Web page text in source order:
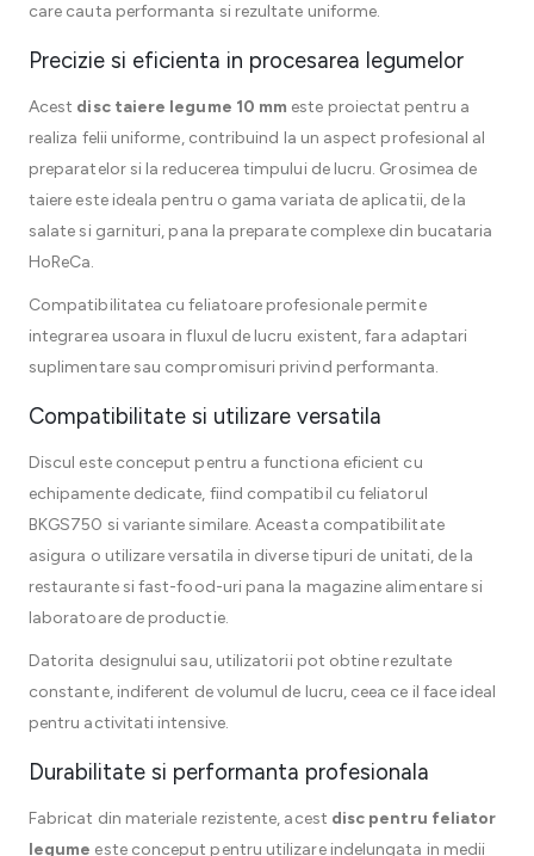
care cauta performanta si rezultate uniforme.
Precizie si eficienta in procesarea legumelor
Acest disc taiere legume 10 mm este proiectat pentru a
realiza felii uniforme, contribuind la un aspect profesional al
preparatelor si la reducerea timpului de lucru. Grosimea de
taiere este ideala pentru o gama variata de aplicatii, de la
salate si garnituri, pana la preparate complexe din bucataria
HoReCa.
Compatibilitatea cu feliatoare profesionale permite
integrarea usoara in fluxul de lucru existent, fara adaptari
suplimentare sau compromisuri privind performanta.
Compatibilitate si utilizare versatila
Discul este conceput pentru a functiona eficient cu
echipamente dedicate, fiind compatibil cu feliatorul
BKGS750 si variante similare. Aceasta compatibilitate
asigura o utilizare versatila in diverse tipuri de unitati, de la
restaurante si fast-food-uri pana la magazine alimentare si
laboratoare de productie.
Datorita designului sau, utilizatorii pot obtine rezultate
constante, indiferent de volumul de lucru, ceea ce il face ideal
pentru activitati intensive.
Durabilitate si performanta profesionala
Fabricat din materiale rezistente, acest disc pentru feliator
legume este conceput pentru utilizare indelungata in medii